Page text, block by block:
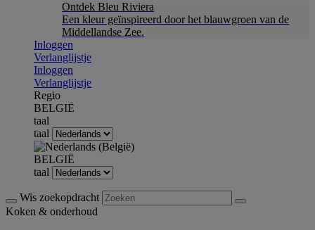
Ontdek Bleu Riviera
Een kleur geïnspireerd door het blauwgroen van de
Middellandse Zee.
Inloggen
Verlanglijstje
Inloggen
Verlanglijstje
Regio
BELGIË
taal
taal
BELGIË
taal
Wis zoekopdracht
Koken & onderhoud